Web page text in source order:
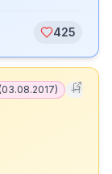
425
(03.08.2017) +1